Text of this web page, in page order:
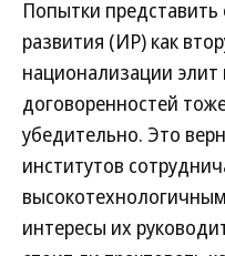
Попытки
развития (ИР) как
национализации
договоренностей
убедительно. Это
институтов
интересы их